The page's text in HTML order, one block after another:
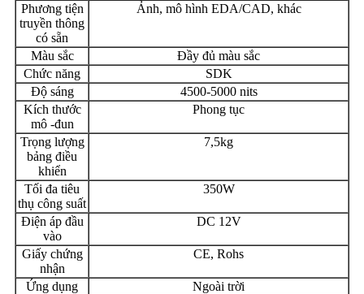
Phương tiện
truyền thông
có sẵn
Ảnh, mô hình EDA/CAD, khác
Màu sắc
Đầy đủ màu sắc
Chức năng
SDK
Độ sáng
4500-5000 nits
Kích thước
mô -đun
Phong tục
Trọng lượng
bảng điều
khiển
7,5kg
Tối đa tiêu
thụ công suất
350W
Điện áp đầu
vào
DC 12V
Giấy chứng
nhận
CE, Rohs
Ứng dụng
Ngoài trời